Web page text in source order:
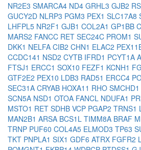
NR2E3 SMARCA4 ND4 GRHL3 GJB2
GUCY2D NLRP3 PGM3 PEX1 SLC17A8
LHFPL5 NR2F1 GJB1 COL2A1 GP1BB
MARS2 FANCC RET SEC24C PROM1
DKK1 NELFA CIB2 CHN1 ELAC2
CCDC141 NSD2 CYTB IFRD1 PCYT1A
FTSJ1 ERCC1 SOX10 FEZF1 KCNH1
GTF2E2 PEX10 LDB3 RAD51 ERCC4
SEC31A CRYAB HOXA11 RHO SMCHD1
SCN5A NSD1 OTOA FANCL NDUFA1
MSTO1 RET SDHB VCP PGAP2 TRNS1
MAN2B1 ARSA BCS1L TIMM8A BRAF
TRNP PUF60 COL4A5 ELMOD3 TP63
TKT PNPLA1 SIX1 GDF6 ATRX FGFR2